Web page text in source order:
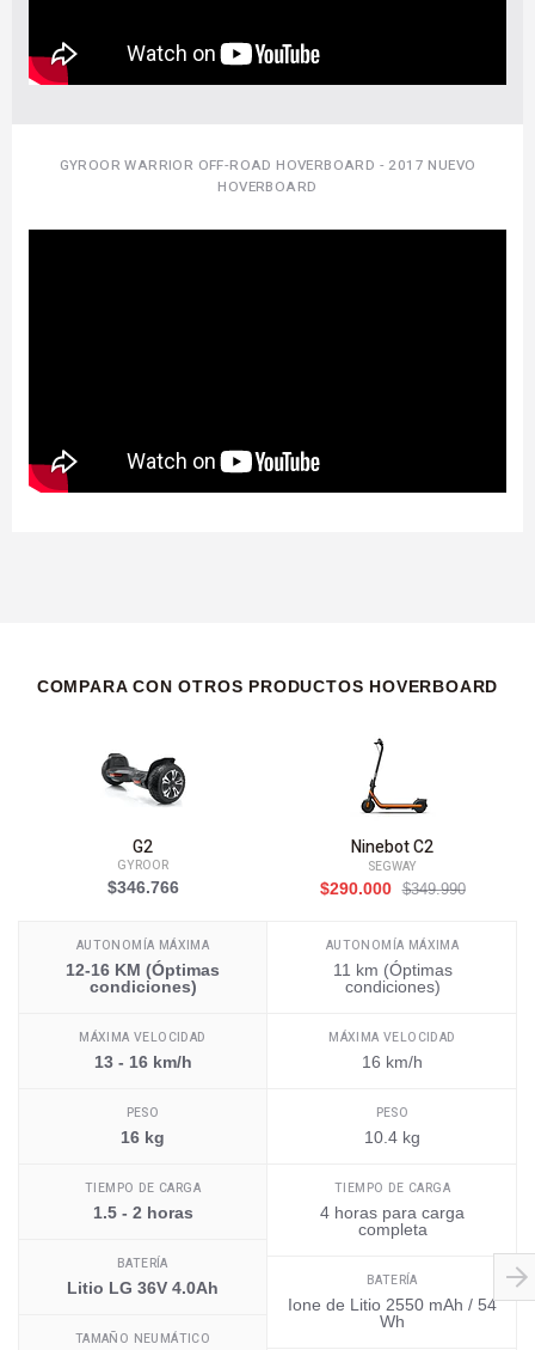
GYROOR WARRIOR OFF-ROAD HOVERBOARD - 2017 NUEVO
HOVERBOARD
COMPARA CON OTROS PRODUCTOS HOVERBOARD
G2
GYROOR
$346.766
AUTONOMÍA MÁXIMA
12-16 KM (Óptimas
condiciones)
MÁXIMA VELOCIDAD
13 - 16 km/h
PESO
16 kg
TIEMPO DE CARGA
1.5 - 2 horas
BATERÍA
Litio LG 36V 4.0Ah
TAMAÑO NEUMÁTICO
Ninebot C2
SEGWAY
$290.000
$349.990
AUTONOMÍA MÁXIMA
11 km (Óptimas
condiciones)
MÁXIMA VELOCIDAD
16 km/h
PESO
10.4 kg
TIEMPO DE CARGA
4 horas para carga
completa
BATERÍA
Ione de Litio 2550 mAh / 54
Wh